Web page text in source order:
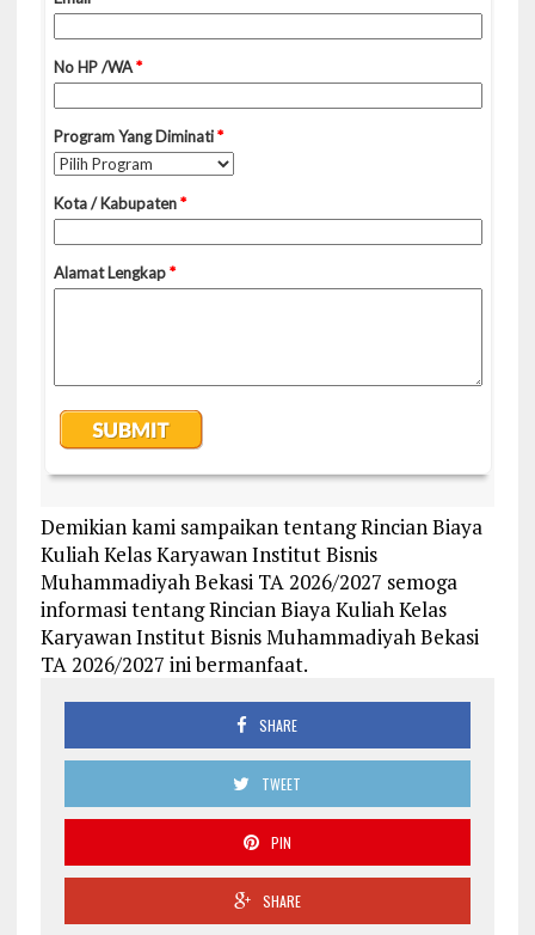
Demikian kami sampaikan tentang Rincian Biaya
Kuliah Kelas Karyawan Institut Bisnis
Muhammadiyah Bekasi TA 2026/2027 semoga
informasi tentang Rincian Biaya Kuliah Kelas
Karyawan Institut Bisnis Muhammadiyah Bekasi
TA 2026/2027 ini bermanfaat.
SHARE
TWEET
PIN
SHARE